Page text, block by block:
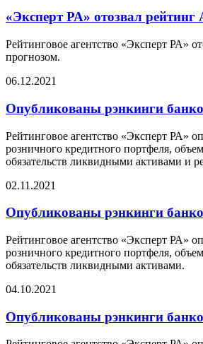
«Эксперт РА» отозвал
Рейтинговое агентство «Эксперт РА»
прогнозом.
06.12.2021
Опубликованы рэнкинги
Рейтинговое агентство «Эксперт РА»
розничного кредитного портфеля,
обязательств ликвидными активами и
02.11.2021
Опубликованы рэнкинги
Рейтинговое агентство «Эксперт РА»
розничного кредитного портфеля,
обязательств ликвидными активами.
04.10.2021
Опубликованы рэнкинги